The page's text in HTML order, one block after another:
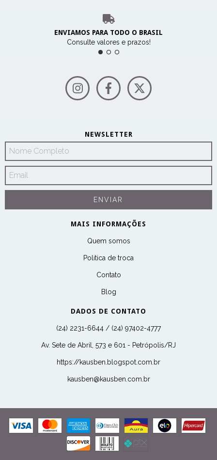
ENVIAMOS PARA TODO O BRASIL
Consulte valores e prazos!
NEWSLETTER
MAIS INFORMAÇÕES
Quem somos
Politica de troca
Contato
Blog
DADOS DE CONTATO
(24) 2231-6644 / (24) 97402-4777
Av. Sete de Abril, 573 e 601 - Petrópolis/RJ
https://kausben.blogspot.com.br
kausben@kausben.com.br